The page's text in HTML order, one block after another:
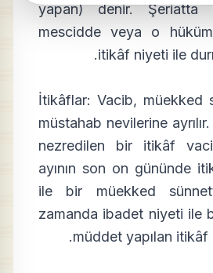
yapan) denir.
mescidde veya o
itikâf niyeti ile
258- İtikâflar: Vacib,
müstahab nevilerine
nezredilen bir itikâf
ayının son on gününde
ile bir müekked
zamanda ibadet niyeti ile
müddet yapılan itikâf